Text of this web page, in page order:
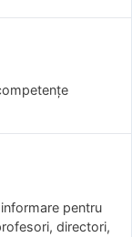
pentru
directori,